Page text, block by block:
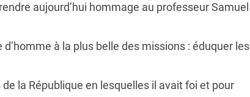
aujourd’hui hommage au professeur Samuel
à la plus belle des missions : éduquer les
la République en lesquelles il avait foi et pour